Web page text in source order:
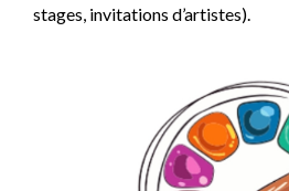
stages, invitations d’artistes).